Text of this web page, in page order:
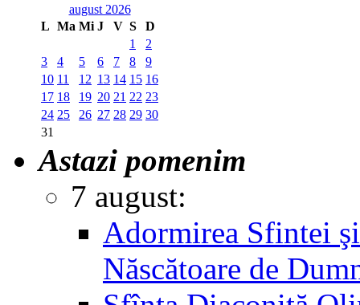
august 2026
L Ma Mi J V S
D
1
2
3
4 5 6 7 8
9
10 11 12 13 14 15 16
17 18 19 20 21 22 23
24 25 26 27 28 29 30
31
Astazi pomenim
7 august:
Adormirea Sfintei
Născătoare de